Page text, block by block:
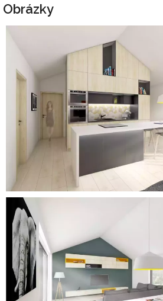
Obrázky